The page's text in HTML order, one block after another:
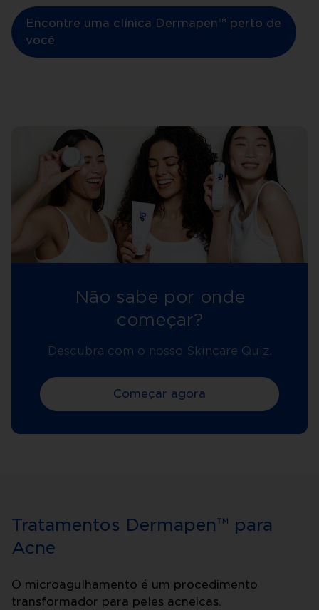
Encontre uma clínica Dermapen™ perto de
você
Não sabe por onde
começar?
Descubra com o nosso Skincare Quiz.
Começar agora
Tratamentos Dermapen™ para
Acne
O microagulhamento é um procedimento
transformador para peles acneicas.